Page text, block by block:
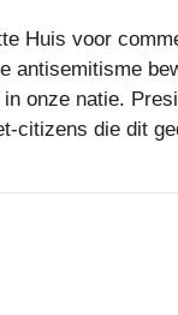
Huis voor
antisemitisme
onze natie.
citizens die dit